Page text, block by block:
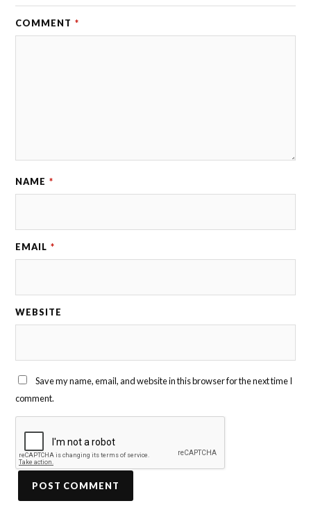
COMMENT *
NAME *
EMAIL *
WEBSITE
Save my name, email, and website in this browser for the next time I
comment.